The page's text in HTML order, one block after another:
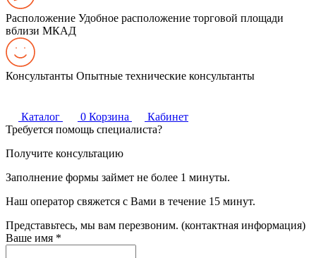
Расположение Удобное расположение торговой площади
вблизи МКАД
Консультанты Опытные технические консультанты
Каталог 0 Корзина
Кабинет
Требуется помощь специалиста?
Получите консультацию
Заполнение формы займет не более 1 минуты.
Наш оператор свяжется с Вами в течение 15 минут.
Представьтесь, мы вам перезвоним. (контактная информация)
Ваше имя *